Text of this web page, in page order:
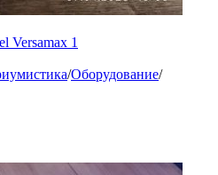
Versamax 1
/Оборудование/